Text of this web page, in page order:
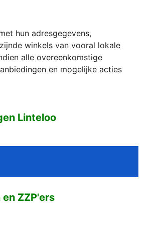
hun adresgegevens,
winkels van vooral lokale
alle overeenkomstige
en mogelijke acties
Linteloo
ZZP'ers